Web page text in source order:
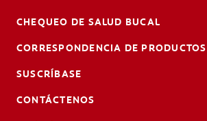
CHEQUEO DE SALUD BUCAL
CORRESPONDENCIA DE PRODUCTOS
SUSCRÍBASE
CONTÁCTENOS